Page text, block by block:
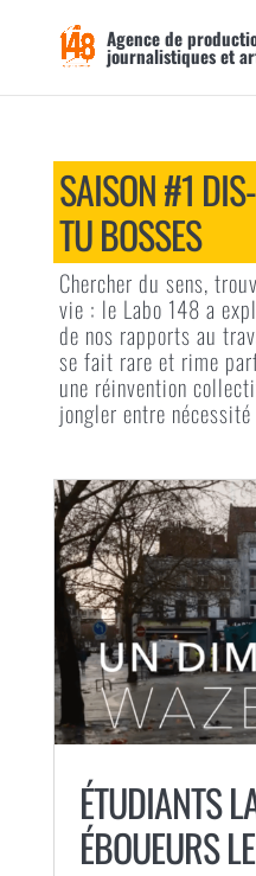
Agence de
journalistiques et
SAISON #1
TU BOSSES
Chercher du sens,
vie : le Labo 148 a
de nos rapports au
se fait rare et rime
une réinvention
jongler entre
ÉTUDIANTS
ÉBOUEURS